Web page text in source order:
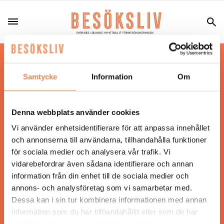
Samtycke Information Om
Denna webbplats använder cookies
Vi använder enhetsidentifierare för att anpassa innehållet
och annonserna till användarna, tillhandahålla funktioner
för sociala medier och analysera vår trafik. Vi
vidarebefordrar även sådana identifierare och annan
information från din enhet till de sociala medier och
annons- och analysföretag som vi samarbetar med.
Dessa kan i sin tur kombinera informationen med annan
information som du har tillhandahållit eller som de har
Hos oss läser du landets mest uppdaterade
nyheter och snackisar inom besöksnäringen.
Besöksliv i sin tryckta form är ett affärsmagasin
Tidningen ges ut avVisita
ANSVARIG UTGIVARE
Jonas Siljhammar
UPPHOVSRÄTT